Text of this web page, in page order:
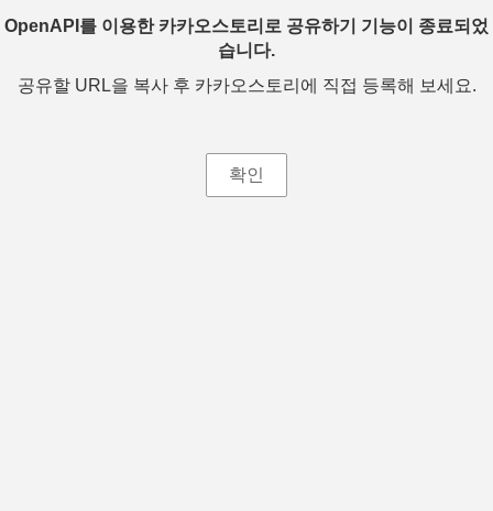
OpenAPI를 이용한 카카오스토리로 공유하기 기능이 종료되었
습니다.
공유할 URL을 복사 후 카카오스토리에 직접 등록해 보세요.
확인